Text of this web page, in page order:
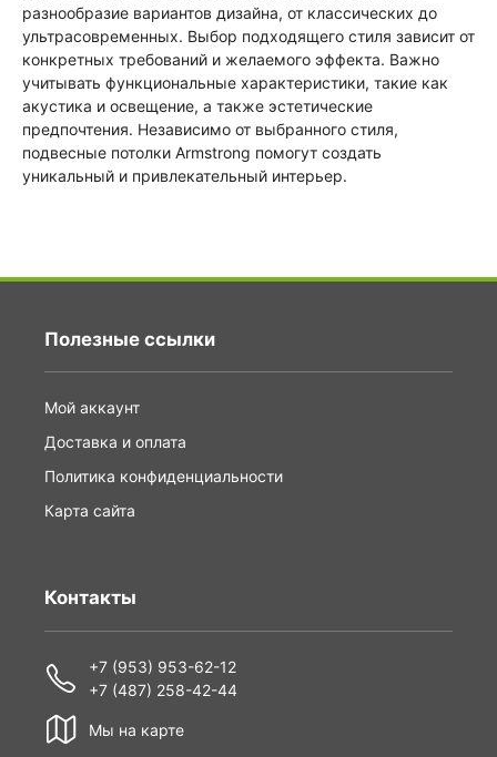
разнообразие вариантов дизайна, от классических до
ультрасовременных. Выбор подходящего стиля зависит от
конкретных требований и желаемого эффекта. Важно
учитывать функциональные характеристики, такие как
акустика и освещение, а также эстетические
предпочтения. Независимо от выбранного стиля,
подвесные потолки Armstrong помогут создать
уникальный и привлекательный интерьер.
Полезные ссылки
Мой аккаунт
Доставка и оплата
Политика конфиденциальности
Карта сайта
Контакты
+7 (953) 953-62-12
+7 (487) 258-42-44
Мы на карте